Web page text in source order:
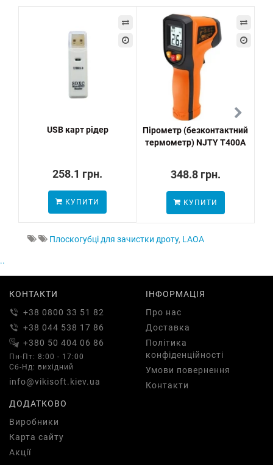
USB карт рідер
258.1 грн.
КУПИТИ
Пірометр (безконтактний
термометр) NJTY T400A
348.8 грн.
КУПИТИ
Плоскогубці для зачистки дроту, LAOA
..
КОНТАКТИ
+38 0800 33 51 82
+38 044 538 17 86
+380 50 404 06 86
Пн-Пт: 8:00 - 17:00
Сб-Нд: вихідний
info@vikisoft.kiev.ua
ІНФОРМАЦІЯ
Про нас
Доставка
Політика
конфіденційності
Умови повернення
Контакти
ДОДАТКОВО
Виробники
Карта сайту
Акції